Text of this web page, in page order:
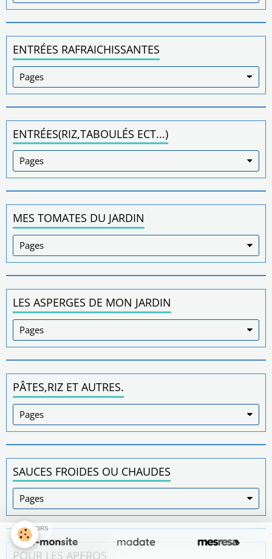
ENTRÉES RAFRAICHISSANTES
ENTRÉES(RIZ,TABOULÉS ECT...)
MES TOMATES DU JARDIN
LES ASPERGES DE MON JARDIN
PÂTES,RIZ ET AUTRES.
SAUCES FROIDES OU CHAUDES
POUR LES APEROS
SPONSORS